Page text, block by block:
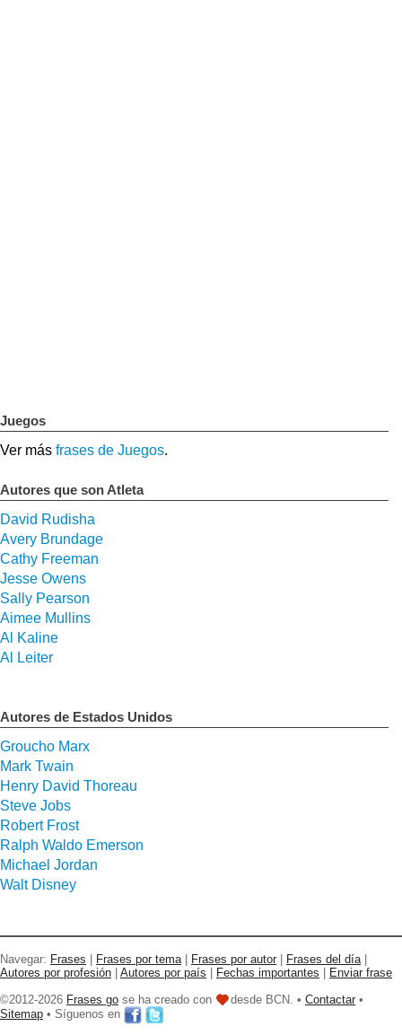
Juegos
Ver más frases de Juegos.
Autores que son Atleta
David Rudisha
Avery Brundage
Cathy Freeman
Jesse Owens
Sally Pearson
Aimee Mullins
Al Kaline
Al Leiter
Autores de Estados Unidos
Groucho Marx
Mark Twain
Henry David Thoreau
Steve Jobs
Robert Frost
Ralph Waldo Emerson
Michael Jordan
Walt Disney
Navegar: Frases Frases por tema| Frases por autor Frases del día|
Autores por profesión
Autores por país Fechas importantes
Enviar frase
©2012-2026 Frases go se ha creado con desde BCN. • Contactar •
Sitemap • Síguenos en